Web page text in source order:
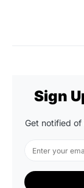
Sign
Get notified of